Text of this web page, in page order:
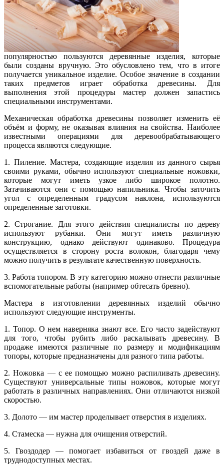
популярностью пользуются деревянные изделия, которые
были созданы вручную. Это обусловлено тем, что в итоге
получается уникальное изделие. Особое значение в создании
таких предметов играет обработка древесины. Для
выполнения этой процедуры мастер должен запастись
специальными инструментами.
Механическая обработка древесины позволяет изменить её
объём и форму, не оказывая влияния на свойства. Наиболее
известными операциями для деревообрабатывающего
процесса являются следующие.
1. Пиление. Мастера, создающие изделия из данного сырья
своими руками, обычно используют специальные ножовки,
которые могут иметь узкое либо широкое полотно.
Затачиваются они с помощью напильника. Чтобы заточить
угол с определенным градусом наклона, используются
определенные заготовки.
2. Строгание. Для этого действия специалисты по дереву
используют рубанки. Они могут иметь различную
конструкцию, однако действуют одинаково. Процедура
осуществляется в сторону роста волокон, благодаря чему
можно получить в результате качественную поверхность.
3. Работа топором. В эту категорию можно отнести различные
вспомогательные работы (например обтесать бревно).
Мастера в изготовлении деревянных изделий обычно
используют следующие инструменты.
1. Топор. О нем наверняка знают все. Его часто задействуют
для того, чтобы рубить либо раскалывать древесину. В
продаже имеются различные по размеру и модификациям
топоры, которые предназначены для разного типа работы.
2. Ножовка — с ее помощью можно распиливать древесину.
Существуют универсальные типы ножовок, которые могут
работать в различных направлениях. Они отличаются низкой
скоростью.
3. Долото — им мастер проделывает отверстия в изделиях.
4. Стамеска — нужна для очищения отверстий.
5. Гвоздодер — помогает избавиться от гвоздей даже в
труднодоступных местах.